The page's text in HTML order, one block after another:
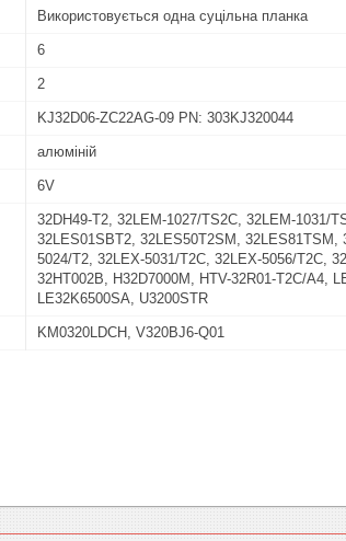
Використовується одна суцільна планка
6
2
KJ32D06-ZC22AG-09 PN: 303KJ320044
алюміній
6V
32DH49-T2, 32LEM-1027/TS2C, 32LEM-1031/
32LES01SBT2, 32LES50T2SM, 32LES81TSM,
5024/T2, 32LEX-5031/T2C, 32LEX-5056/T2C,
32HT002B, H32D7000M, HTV-32R01-T2C/A4,
LE32K6500SA, U3200STR
KM0320LDCH, V320BJ6-Q01